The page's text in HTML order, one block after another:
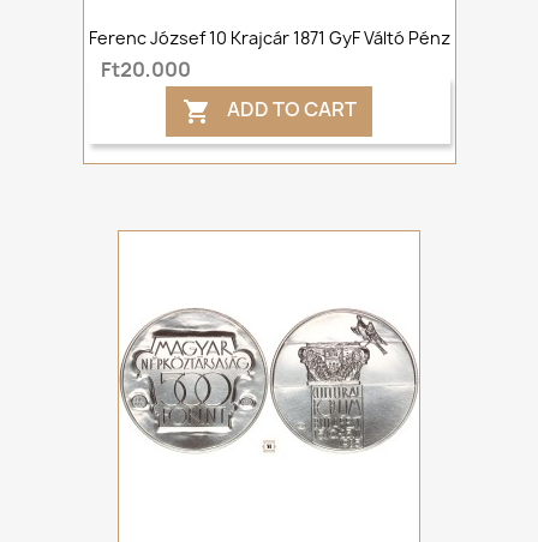
Ferenc József 10 Krajcár 1871 GyF Váltó Pénz
Ft20,000
 ADD TO CART